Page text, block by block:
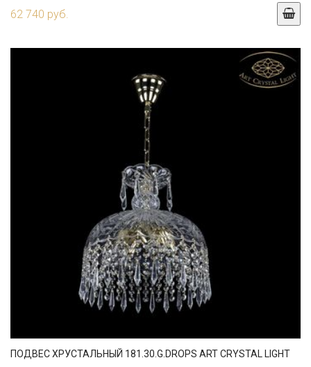
62 740 руб.
ПОДВЕС ХРУСТАЛЬНЫЙ 181.30.G.DROPS ART CRYSTAL LIGHT